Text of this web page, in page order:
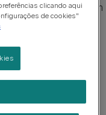
branca com
da raça para obter
cães adultos medem
5kg.
clicando aqui
de cookies"